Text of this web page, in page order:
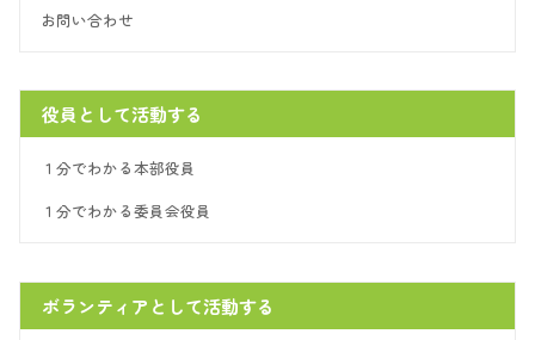
お問い合わせ
役員として活動する
１分でわかる本部役員
１分でわかる委員会役員
ボランティアとして活動する